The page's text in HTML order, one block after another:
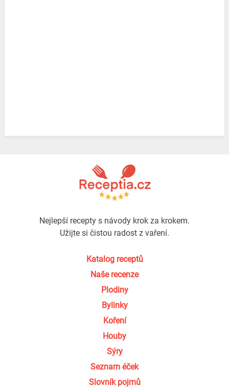
Nejlepší recepty s návody krok za krokem.
Užijte si čistou radost z vaření.
Katalog receptů
Naše recenze
Plodiny
Bylinky
Koření
Houby
Sýry
Seznam éček
Slovník pojmů